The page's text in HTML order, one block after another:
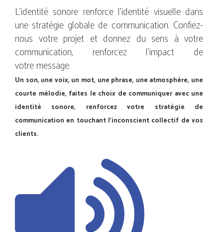
L'identité sonore renforce l'identité visuelle dans
une stratégie globale de communication. Confiez-
nous votre projet et donnez du sens à votre
communication, renforcez l'impact de
votre message.
Un son, une voix, un mot, une phrase, une atmosphère, une
courte mélodie, faites le choix de communiquer avec une
identité sonore, renforcez votre stratégie de
communication en touchant l'inconscient collectif de vos
clients.